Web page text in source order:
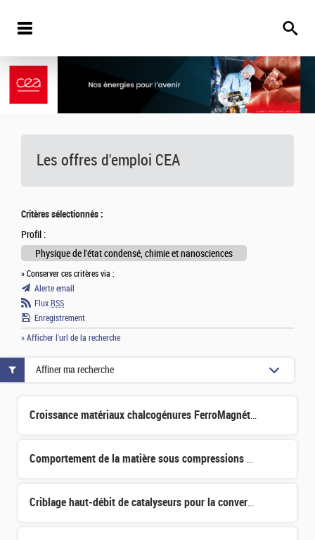
Les offres d'emploi CEA
Critères sélectionnés :
Profil :
Physique de l'état condensé, chimie et nanosciences
» Conserver ces critères via :
Alerte email
Flux RSS
Enregistrement
» Afficher l'url de la recherche
Croissance matériaux chalcogénures FerroMagnétiques 2D pour la spintronique
Comportement de la matière sous compressions dynamiques isothermes: déplacement de la réactivité chimiqu
Criblage haut-débit de catalyseurs pour la conversion directe du CO2 en carburants de synthèse
Affiner ma recherche